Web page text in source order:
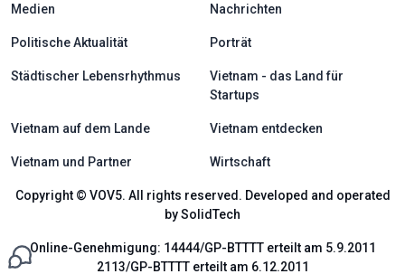
Medien Nachrichten
Politische Aktualität Porträt
Städtischer Lebensrhythmus
Vietnam - das Land für
Startups
Vietnam auf dem Lande Vietnam entdecken
Vietnam und Partner Wirtschaft
Copyright © VOV5. All rights reserved. Developed and operated
by SolidTech
Online-Genehmigung: 14444/GP-BTTTT erteilt am 5.9.2011
2113/GP-BTTTT erteilt am 6.12.2011